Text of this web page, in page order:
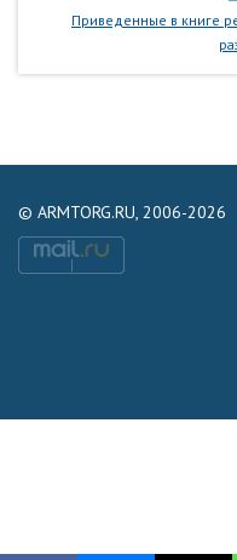
Приведенные в книге
© ARMTORG.RU, 2006-2026